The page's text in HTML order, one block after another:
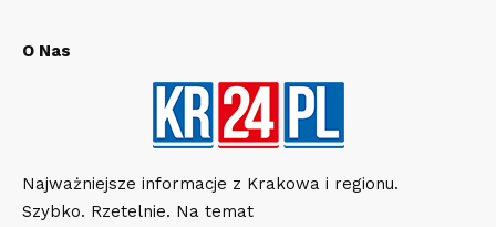
O Nas
Najważniejsze informacje z Krakowa i regionu.
Szybko. Rzetelnie. Na temat